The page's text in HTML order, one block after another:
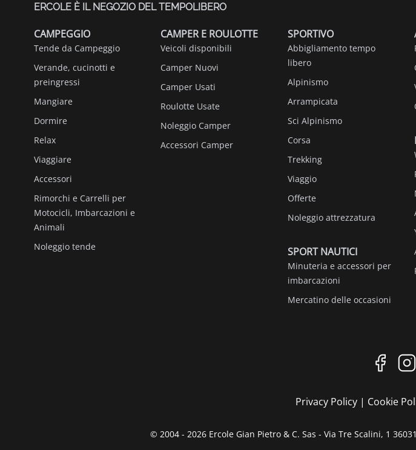
ERCOLE È IL NEGOZIO DEL TEMPOLIBERO
CAMPEGGIO
Tende da Campeggio
Verande, cucinotti e
preingressi
Mangiare
Dormire
Relax
Viaggiare
Accessori
Rimorchi e Carrelli per
Motocicli, Imbarcazioni e
Animali
Noleggio tende
CAMPER E ROULOTTE
Veicoli disponibili
Camper Nuovi
Camper Usati
Roulotte Usate
Noleggio Camper
Accessori Camper
SPORTIVO
Abbigliamento tempo
libero
Alpinismo
Arrampicata
Sci Alpinismo
Corsa
Trekking
Viaggio
Offerte
Noleggio attrezzatura
SPORT NAUTICI
Minuteria e accessori per
imbarcazioni
Mercatino delle occasioni
Privacy Policy | Cookie
© 2004 - 2026 Ercole Gian Pietro & C. Sas - Via Tre Scalini, 1